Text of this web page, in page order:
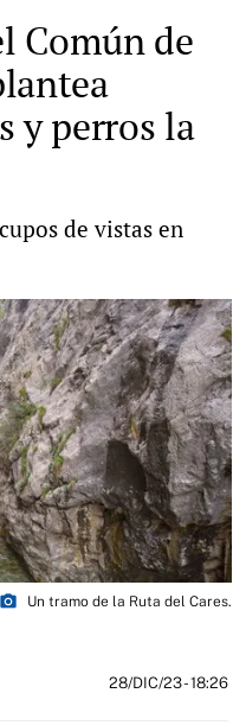
Común de
y perros la
de vistas en
photo_camera Un tramo de la Ruta del Cares.
28/DIC/23- 18:26